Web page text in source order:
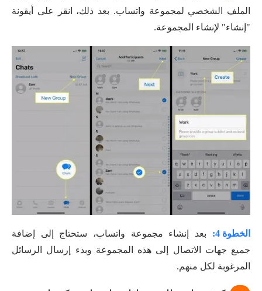
الملف الشخصي لمجموعة واتساب. بعد ذلك، انقر على أيقونة
"إنشاء" لإنشاء المجموعة.
الخطوة 4:
بعد إنشاء مجموعة واتساب، ستحتاج إلى إضافة
جميع جهات الاتصال إلى هذه المجموعة وبدء إرسال الرسائل
المرغوبة لكل منهم.